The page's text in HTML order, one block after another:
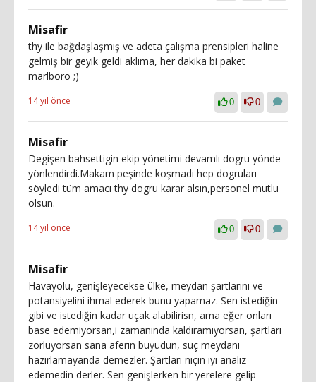
Misafir
thy ile bağdaşlaşmış ve adeta çalışma prensipleri haline
gelmiş bir geyik geldi aklıma, her dakika bi paket
marlboro ;)
14 yıl önce 0 0
Misafir
Degişen bahsettigin ekip yönetimi devamlı dogru yönde
yönlendirdi.Makam peşinde koşmadı hep dogruları
söyledi tüm amacı thy dogru karar alsın,personel mutlu
olsun.
14 yıl önce 0 0
Misafir
Havayolu, genişleyecekse ülke, meydan şartlarını ve
potansiyelini ihmal ederek bunu yapamaz. Sen istediğin
gibi ve istediğin kadar uçak alabilirisn, ama eğer onları
base edemiyorsan,i zamanında kaldıramıyorsan, şartları
zorluyorsan sana aferin büyüdün, suç meydanı
hazırlamayanda demezler. Şartları niçin iyi analiz
edemedin derler. Sen genişlerken bir yerelere gelip